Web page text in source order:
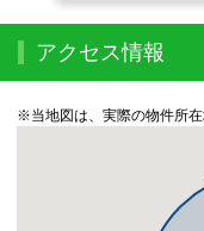
アクセス情報
※当地図は、実際の物件所在